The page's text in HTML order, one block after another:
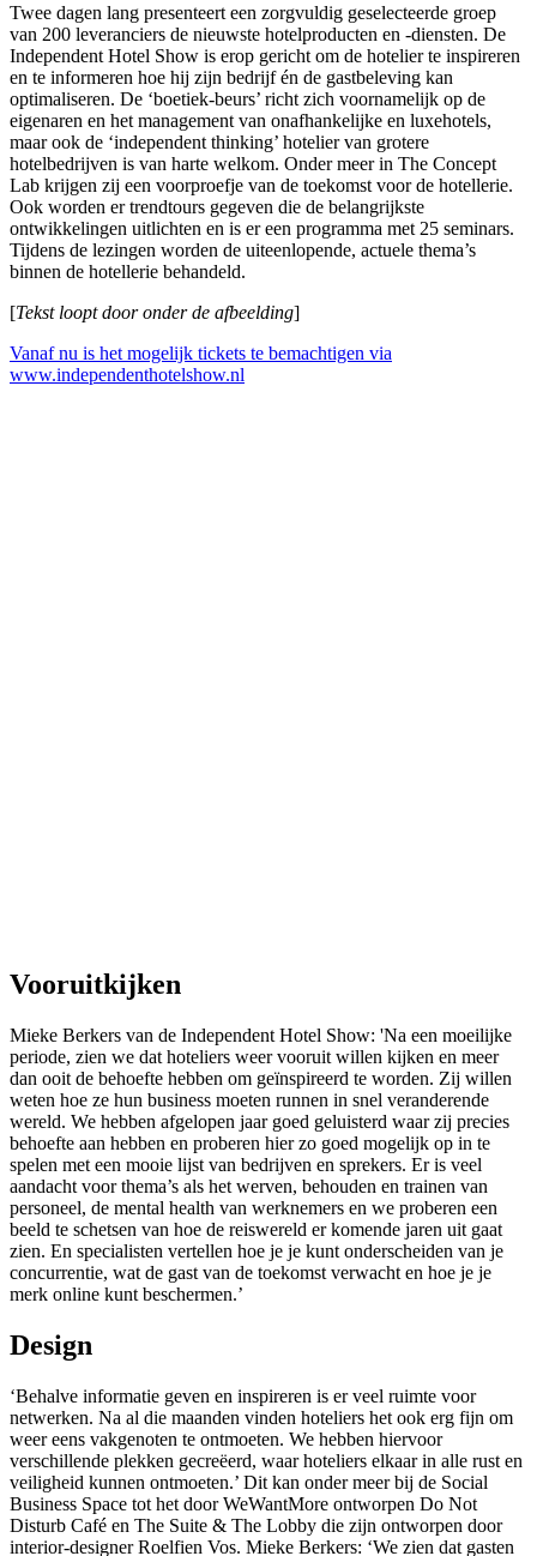
Twee dagen lang presenteert een zorgvuldig geselecteerde groep
van 200 leveranciers de nieuwste hotelproducten en -diensten. De
Independent Hotel Show is erop gericht om de hotelier te inspireren
en te informeren hoe hij zijn bedrijf én de gastbeleving kan
optimaliseren. De ‘boetiek-beurs’ richt zich voornamelijk op de
eigenaren en het management van onafhankelijke en luxehotels,
maar ook de ‘independent thinking’ hotelier van grotere
hotelbedrijven is van harte welkom. Onder meer in The Concept
Lab krijgen zij een voorproefje van de toekomst voor de hotellerie.
Ook worden er trendtours gegeven die de belangrijkste
ontwikkelingen uitlichten en is er een programma met 25 seminars.
Tijdens de lezingen worden de uiteenlopende, actuele thema’s
binnen de hotellerie behandeld.
[Tekst loopt door onder de afbeelding]
Vanaf nu is het mogelijk tickets te bemachtigen via
www.independenthotelshow.nl
Vooruitkijken
Mieke Berkers van de Independent Hotel Show: 'Na een moeilijke
periode, zien we dat hoteliers weer vooruit willen kijken en meer
dan ooit de behoefte hebben om geïnspireerd te worden. Zij willen
weten hoe ze hun business moeten runnen in snel veranderende
wereld. We hebben afgelopen jaar goed geluisterd waar zij precies
behoefte aan hebben en proberen hier zo goed mogelijk op in te
spelen met een mooie lijst van bedrijven en sprekers. Er is veel
aandacht voor thema’s als het werven, behouden en trainen van
personeel, de mental health van werknemers en we proberen een
beeld te schetsen van hoe de reiswereld er komende jaren uit gaat
zien. En specialisten vertellen hoe je je kunt onderscheiden van je
concurrentie, wat de gast van de toekomst verwacht en hoe je je
merk online kunt beschermen.’
Design
‘Behalve informatie geven en inspireren is er veel ruimte voor
netwerken. Na al die maanden vinden hoteliers het ook erg fijn om
weer eens vakgenoten te ontmoeten. We hebben hiervoor
verschillende plekken gecreëerd, waar hoteliers elkaar in alle rust en
veiligheid kunnen ontmoeten.’ Dit kan onder meer bij de Social
Business Space tot het door WeWantMore ontworpen Do Not
Disturb Café en The Suite & The Lobby die zijn ontworpen door
interior-designer Roelfien Vos. Mieke Berkers: ‘We zien dat gasten